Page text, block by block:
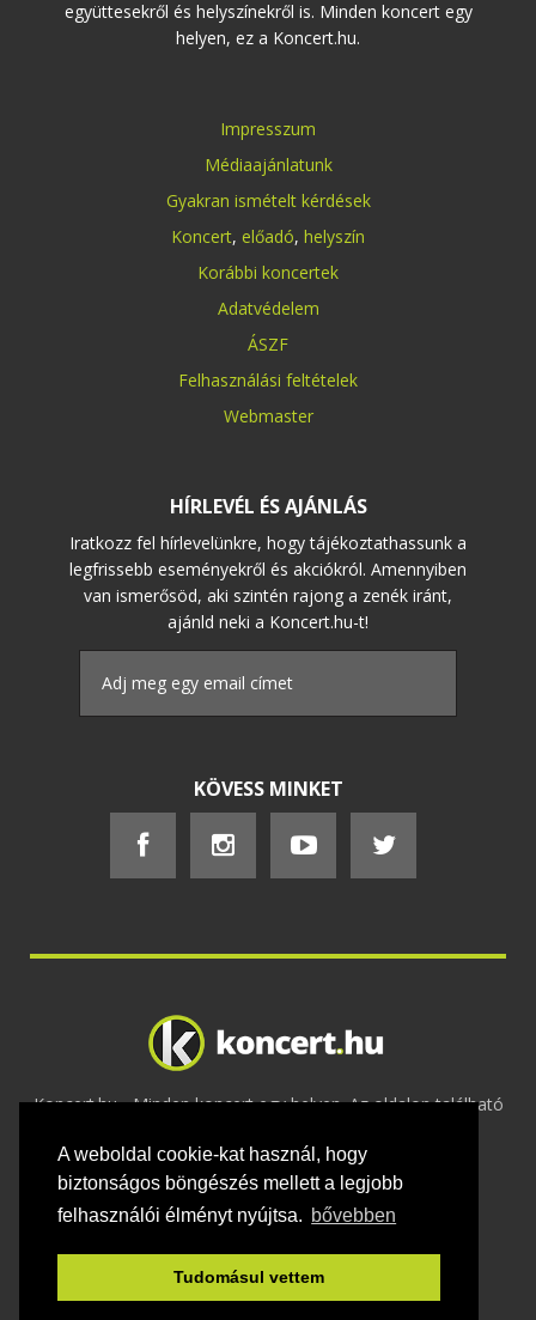
A weboldal cookie-kat használ, hogy
biztonságos böngészés mellett a legjobb
felhasználói élményt nyújtsa. bővebben
Tudomásul vettem
együttesekről és helyszínekről is. Minden koncert egy
helyen, ez a Koncert.hu.
Impresszum
Médiaajánlatunk
Gyakran ismételt kérdések
Koncert, előadó, helyszín
Korábbi koncertek
Adatvédelem
ÁSZF
Felhasználási feltételek
Webmaster
HÍRLEVÉL ÉS AJÁNLÁS
Iratkozz fel hírlevelünkre, hogy tájékoztathassunk a
legfrissebb eseményekről és akciókról. Amennyiben
van ismerősöd, aki szintén rajong a zenék iránt,
ajánld neki a Koncert.hu-t!
KÖVESS MINKET
Koncert.hu - Minden koncert egy helyen. Az oldalon található
2020 Adatvédelem-ÁSZF-Felhasználási
feltételek-Webmaster- Kapcsolat és üzenet küldés